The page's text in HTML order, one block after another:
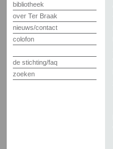
bibliotheek
over Ter Braak
nieuws/contact
colofon
de stichting/faq
zoeken